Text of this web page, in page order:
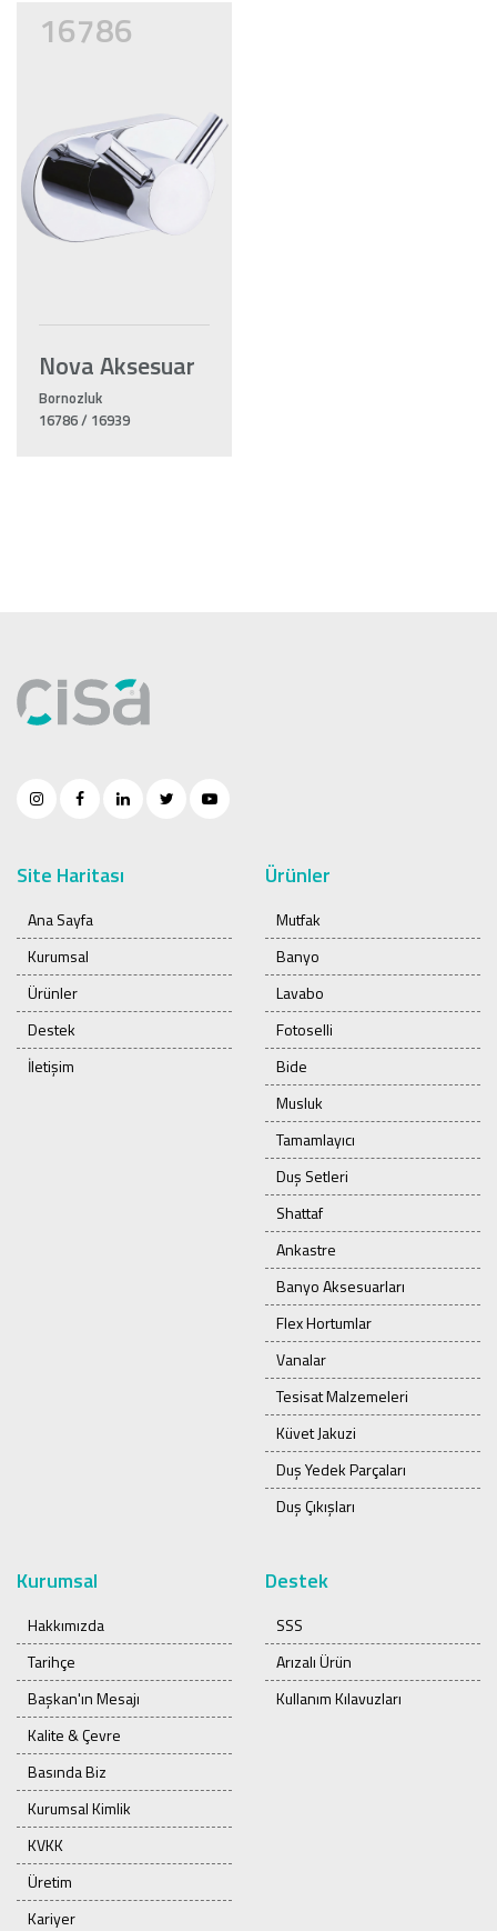
16786
Nova Aksesuar
Bornozluk
16786 / 16939
Site Haritası
Ana Sayfa
Kurumsal
Ürünler
Destek
İletişim
Ürünler
Mutfak
Banyo
Lavabo
Fotoselli
Bide
Musluk
Tamamlayıcı
Duş Setleri
Shattaf
Ankastre
Banyo Aksesuarları
Flex Hortumlar
Vanalar
Tesisat Malzemeleri
Küvet Jakuzi
Duş Yedek Parçaları
Duş Çıkışları
Kurumsal
Hakkımızda
Tarihçe
Başkan'ın Mesajı
Kalite & Çevre
Basında Biz
Kurumsal Kimlik
KVKK
Üretim
Kariyer
Destek
SSS
Arızalı Ürün
Kullanım Kılavuzları